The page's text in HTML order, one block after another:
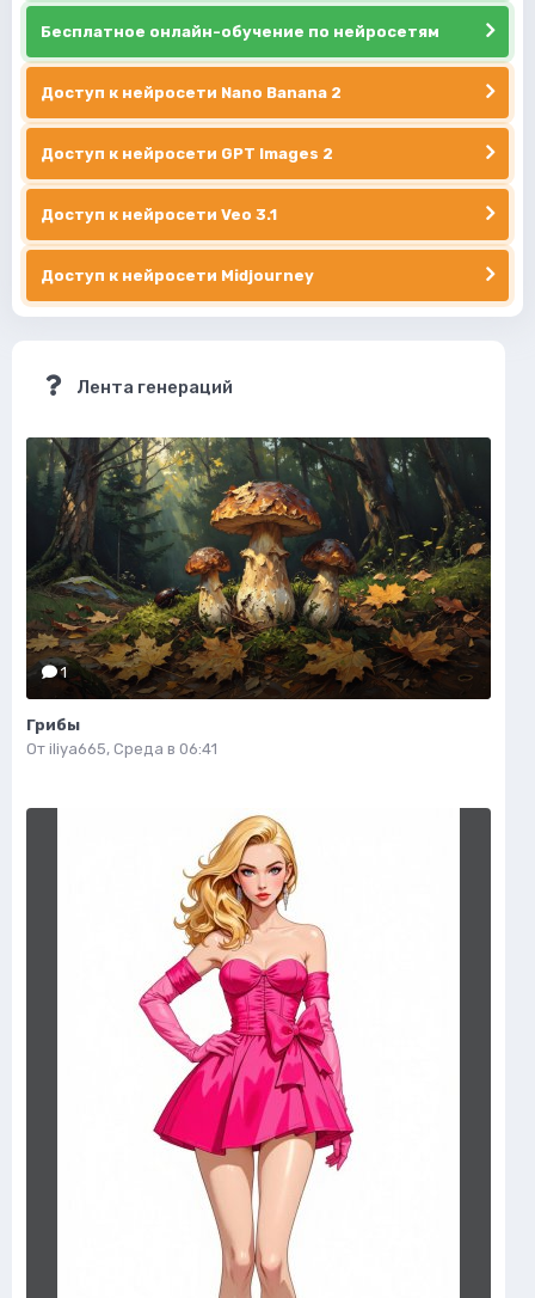
Бесплатное онлайн-обучение по нейросетям
Доступ к нейросети Nano Banana 2
Доступ к нейросети GPT Images 2
Доступ к нейросети Veo 3.1
Доступ к нейросети Midjourney
Лента генераций
1
Грибы
От iliya665, Среда в 06:41